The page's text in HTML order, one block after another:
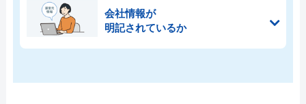
会社情報が
明記されているか